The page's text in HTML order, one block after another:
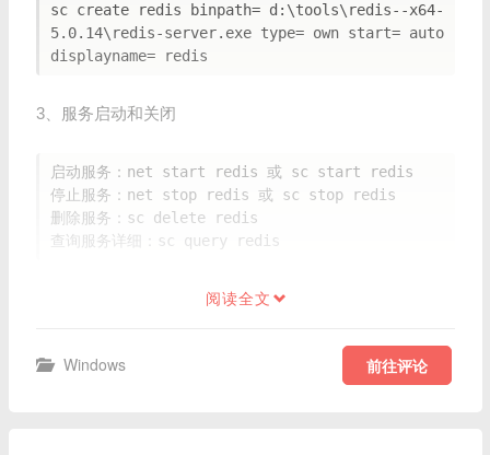
sc create redis binpath= d:\tools\redis--x64-
5.0.14\redis-server.exe type= own start= auto
3、服务启动和关闭
启动服务：net start redis 或 sc start redis
停止服务：net stop redis 或 sc stop redis
删除服务：sc delete redis
阅读全文
Windows 前往评论